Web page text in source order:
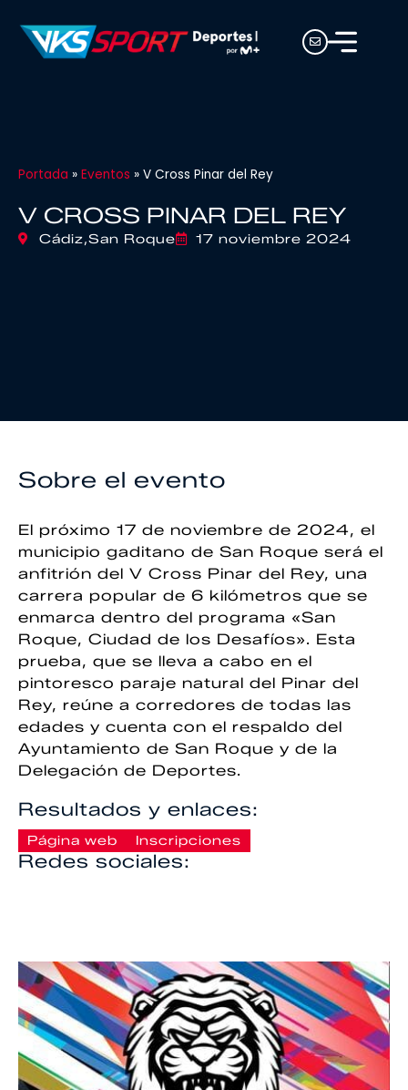
Portada » Eventos » V Cross Pinar del Rey
V CROSS PINAR DEL REY
Cádiz,San Roque 17 noviembre 2024
Sobre el evento
El próximo 17 de noviembre de 2024, el
municipio gaditano de San Roque será el
anfitrión del V Cross Pinar del Rey, una
carrera popular de 6 kilómetros que se
enmarca dentro del programa «San
Roque, Ciudad de los Desafíos». Esta
prueba, que se lleva a cabo en el
pintoresco paraje natural del Pinar del
Rey, reúne a corredores de todas las
edades y cuenta con el respaldo del
Ayuntamiento de San Roque y de la
Delegación de Deportes.
Resultados y enlaces:
Página web Inscripciones
Redes sociales: